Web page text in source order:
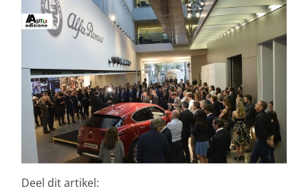
Deel dit artikel: